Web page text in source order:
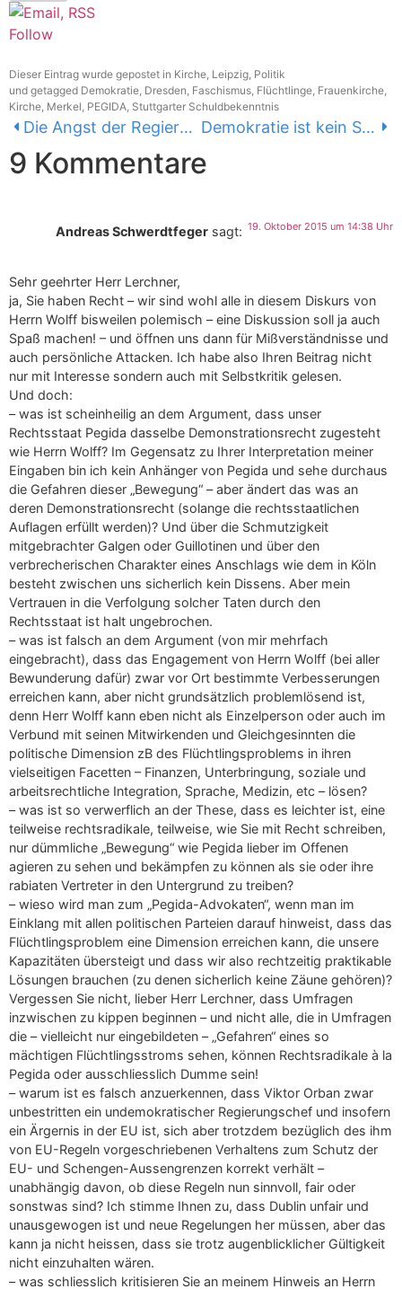
Follow
Dieser Eintrag wurde gepostet in Kirche Leipzig Politik
und getagged Demokratie Dresden Faschismus Flüchtlinge Frauenkirche
Kirche Merkel PEGIDA Stuttgarter Schuldbekenntnis
Die Angst der Regierenden vor dem an sich Selbstverständlichen – oder: Grenzen überwinden, Grundwerte wahren Demokratie ist kein Selbstläufer – oder: Brücken über den braunen Sumpf
9 Kommentare
Andreas Schwerdtfeger sagt: 19. Oktober 2015 um 14:38 Uhr
Sehr geehrter Herr Lerchner,
ja, Sie haben Recht – wir sind wohl alle in diesem Diskurs von
Herrn Wolff bisweilen polemisch – eine Diskussion soll ja auch
Spaß machen! – und öffnen uns dann für Mißverständnisse und
auch persönliche Attacken. Ich habe also Ihren Beitrag nicht
nur mit Interesse sondern auch mit Selbstkritik gelesen.
Und doch:
– was ist scheinheilig an dem Argument, dass unser
Rechtsstaat Pegida dasselbe Demonstrationsrecht zugesteht
wie Herrn Wolff? Im Gegensatz zu Ihrer Interpretation meiner
Eingaben bin ich kein Anhänger von Pegida und sehe durchaus
die Gefahren dieser „Bewegung“ – aber ändert das was an
deren Demonstrationsrecht (solange die rechtsstaatlichen
Auflagen erfüllt werden)? Und über die Schmutzigkeit
mitgebrachter Galgen oder Guillotinen und über den
verbrecherischen Charakter eines Anschlags wie dem in Köln
besteht zwischen uns sicherlich kein Dissens. Aber mein
Vertrauen in die Verfolgung solcher Taten durch den
Rechtsstaat ist halt ungebrochen.
– was ist falsch an dem Argument (von mir mehrfach
eingebracht), dass das Engagement von Herrn Wolff (bei aller
Bewunderung dafür) zwar vor Ort bestimmte Verbesserungen
erreichen kann, aber nicht grundsätzlich problemlösend ist,
denn Herr Wolff kann eben nicht als Einzelperson oder auch im
Verbund mit seinen Mitwirkenden und Gleichgesinnten die
politische Dimension zB des Flüchtlingsproblems in ihren
vielseitigen Facetten – Finanzen, Unterbringung, soziale und
arbeitsrechtliche Integration, Sprache, Medizin, etc – lösen?
– was ist so verwerflich an der These, dass es leichter ist, eine
teilweise rechtsradikale, teilweise, wie Sie mit Recht schreiben,
nur dümmliche „Bewegung“ wie Pegida lieber im Offenen
agieren zu sehen und bekämpfen zu können als sie oder ihre
rabiaten Vertreter in den Untergrund zu treiben?
– wieso wird man zum „Pegida-Advokaten“, wenn man im
Einklang mit allen politischen Parteien darauf hinweist, dass das
Flüchtlingsproblem eine Dimension erreichen kann, die unsere
Kapazitäten übersteigt und dass wir also rechtzeitig praktikable
Lösungen brauchen (zu denen sicherlich keine Zäune gehören)?
Vergessen Sie nicht, lieber Herr Lerchner, dass Umfragen
inzwischen zu kippen beginnen – und nicht alle, die in Umfragen
die – vielleicht nur eingebildeten – „Gefahren“ eines so
mächtigen Flüchtlingsstroms sehen, können Rechtsradikale à la
Pegida oder ausschliesslich Dumme sein!
– warum ist es falsch anzuerkennen, dass Viktor Orban zwar
unbestritten ein undemokratischer Regierungschef und insofern
ein Ärgernis in der EU ist, sich aber trotzdem bezüglich des ihm
von EU-Regeln vorgeschriebenen Verhaltens zum Schutz der
EU- und Schengen-Aussengrenzen korrekt verhält –
unabhängig davon, ob diese Regeln nun sinnvoll, fair oder
sonstwas sind? Ich stimme Ihnen zu, dass Dublin unfair und
unausgewogen ist und neue Regelungen her müssen, aber das
kann ja nicht heissen, dass sie trotz augenblicklicher Gültigkeit
nicht einzuhalten wären.
– was schliesslich kritisieren Sie an meinem Hinweis an Herrn